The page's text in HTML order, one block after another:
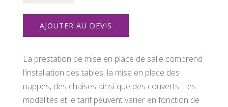
en
de
salle
AJOUTER AU DEVIS
La prestation de mise en place de salle comprend
l’installation des tables, la mise en place des
nappes, des chaises ainsi que des couverts. Les
modalités et le tarif peuvent varier en fonction de